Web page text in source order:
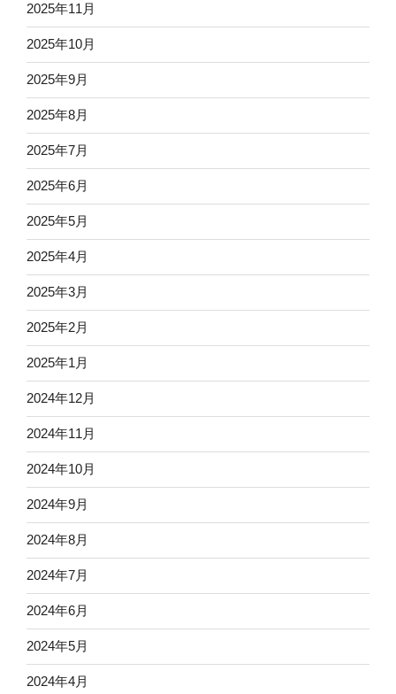
2025年11月
2025年10月
2025年9月
2025年8月
2025年7月
2025年6月
2025年5月
2025年4月
2025年3月
2025年2月
2025年1月
2024年12月
2024年11月
2024年10月
2024年9月
2024年8月
2024年7月
2024年6月
2024年5月
2024年4月